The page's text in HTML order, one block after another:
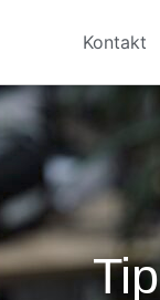
Kontakt